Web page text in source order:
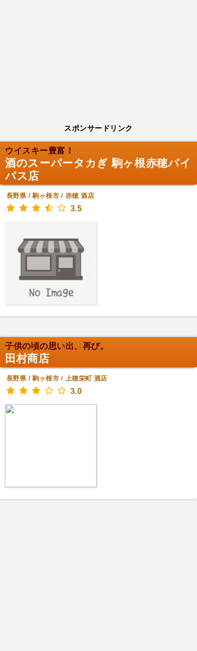
スポンサードリンク
ウイスキー豊富！
酒のスーパータカぎ 駒ヶ根赤穂バイ
パス店
長野県/駒ヶ根市/赤穂 酒店
3.5
子供の頃の思い出、再び。
田村商店
長野県/駒ヶ根市/上穂栄町 酒店
3.0